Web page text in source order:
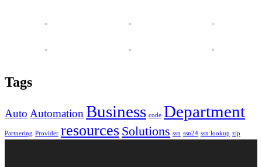
Tags
Auto Automation Business code Department
Partnering Provider resources Solutions ssn ssn24 ssn lookup zip